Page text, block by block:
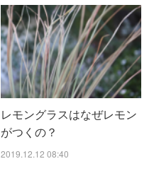
レモングラスはなぜレモン
がつくの？
2019.12.12 08:40